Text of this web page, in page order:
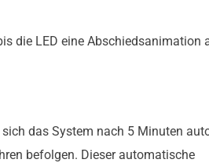
die LED eine Abschiedsanimation
das System nach 5 Minuten
befolgen. Dieser automatische